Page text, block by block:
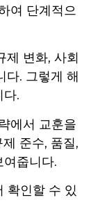
여 단계적으
제 변화, 사회
다. 그렇게 해
다.
에서 교훈을
준수, 품질,
줍니다.
확인할 수 있